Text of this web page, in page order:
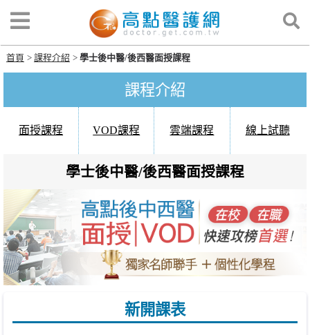
首頁 課程介紹 學士後中醫/後西醫面授課程
課程介紹
面授課程 VOD課程 雲端課程 線上試聽
學士後中醫/後西醫面授課程
新開課表